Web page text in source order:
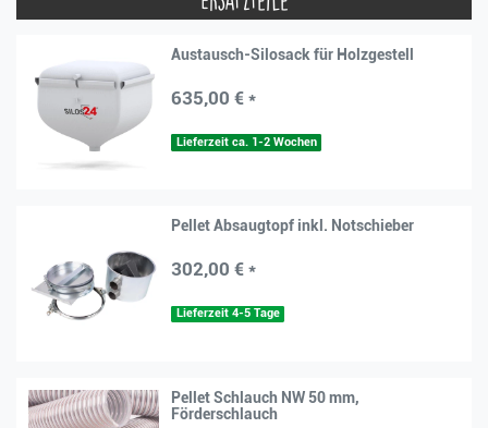
Austausch-Silosack für Holzgestell
635,00 € *
Lieferzeit ca. 1-2 Wochen
Pellet Absaugtopf inkl. Notschieber
302,00 € *
Lieferzeit 4-5 Tage
Pellet Schlauch NW 50 mm,
Förderschlauch